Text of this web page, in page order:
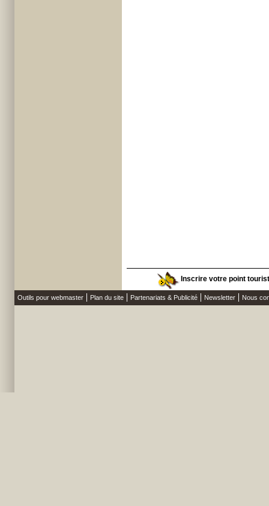
Inscrire votre point
Outils pour webmaster Plan du site Partenariats & Publicité Newsletter Nous